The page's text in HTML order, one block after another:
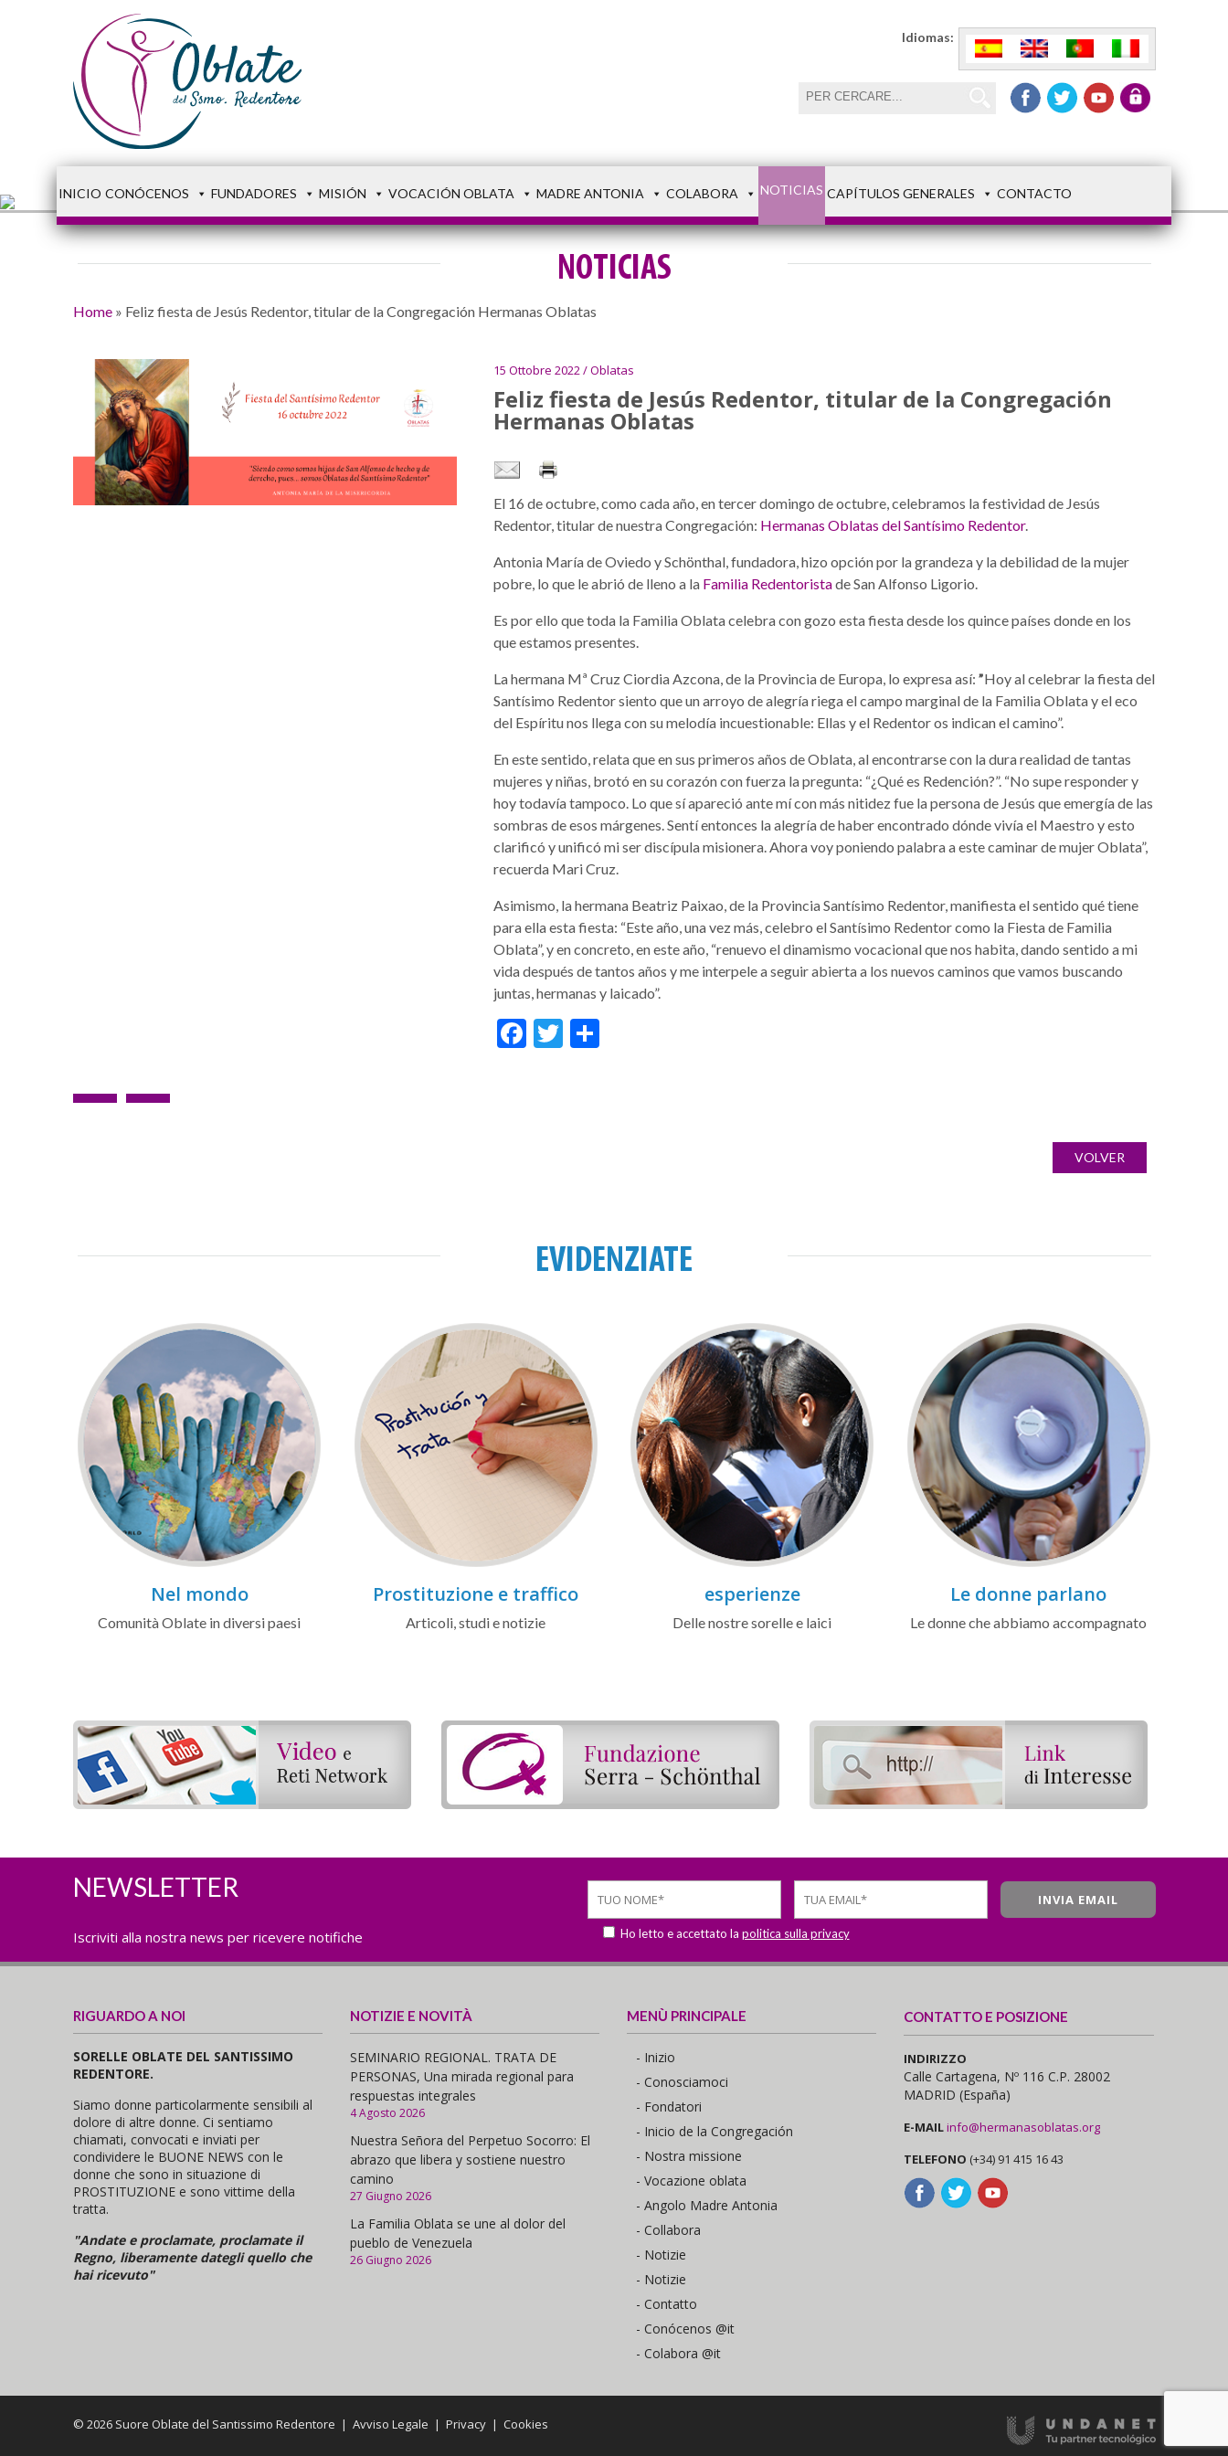
Idiomas:
INICIO CONÓCENOS FUNDADORES MISIÓN VOCACIÓN OBLATA MADRE ANTONIA COLABORA NOTICIAS CAPÍTULOS GENERALES CONTACTO
NOTICIAS
Home» Feliz fiesta de Jesús Redentor, titular de la Congregación Hermanas Oblatas
15 Ottobre 2022 / Oblatas
Feliz fiesta de Jesús Redentor, titular de la Congregación
Hermanas Oblatas
El 16 de octubre, como cada año, en tercer domingo de octubre, celebramos la festividad de Jesús
Redentor, titular de nuestra Congregación: Hermanas Oblatas del Santísimo Redentor.
Antonia María de Oviedo y Schönthal, fundadora, hizo opción por la grandeza y la debilidad de la mujer
pobre, lo que le abrió de lleno a la Familia Redentoristade San Alfonso Ligorio.
Es por ello que toda la Familia Oblata celebra con gozo esta fiesta desde los quince países donde en los
que estamos presentes.
La hermana Mª Cruz Ciordia Azcona, de la Provincia de Europa, lo expresa así: ​​”Hoy al celebrar la fiesta del
Santísimo Redentor siento que un arroyo de alegría riega el campo marginal de la Familia Oblata y el eco
del Espíritu nos llega con su melodía incuestionable: Ellas y el Redentor os indican el camino”.
En este sentido, relata que en sus primeros años de Oblata, al encontrarse con la dura realidad de tantas
mujeres y niñas, brotó en su corazón con fuerza la pregunta: “¿Qué es Redención?”. “No supe responder y
hoy todavía tampoco. Lo que sí apareció ante mí con más nitidez fue la persona de Jesús que emergía de las
sombras de esos márgenes. Sentí entonces la alegría de haber encontrado dónde vivía el Maestro y esto
clarificó y unificó mi ser discípula misionera. Ahora voy poniendo palabra a este caminar de mujer Oblata”,
recuerda Mari Cruz.
Asimismo, la hermana Beatriz Paixao, de la Provincia Santísimo Redentor, manifiesta el sentido qué tiene
para ella esta fiesta: “Este año, una vez más, celebro el Santísimo Redentor como la Fiesta de Familia
Oblata”, y en concreto, en este año, “renuevo el dinamismo vocacional que nos habita, dando sentido a mi
vida después de tantos años y me interpele a seguir abierta a los nuevos caminos que vamos buscando
juntas, hermanas y laicado”.
Facebook
Twitter
Condividi
Navigazione
ARTICOLOARTICOLO
VOLVER
EVIDENZIATE
Nel mondo
Comunità Oblate in diversi paesi
Prostituzione e traffico
Articoli, studi e notizie
esperienze
Delle nostre sorelle e laici
Le donne parlano
Le donne che abbiamo accompagnato
NEWSLETTER
Iscriviti alla nostra news per ricevere notifiche Ho letto e accettato la politica sulla privacy
RIGUARDO A NOI
SORELLE OBLATE DEL SANTISSIMO
REDENTORE.
Siamo donne particolarmente sensibili al
dolore di altre donne. Ci sentiamo
chiamati, convocati e inviati per
condividere le BUONE NEWS con le
donne che sono in situazione di
PROSTITUZIONE e sono vittime della
tratta.
"Andate e proclamate, proclamate il
Regno, liberamente dategli quello che
hai ricevuto"
NOTIZIE E NOVITÀ
SEMINARIO REGIONAL. TRATA DE
PERSONAS, Una mirada regional para
respuestas integrales
4 Agosto 2026
Nuestra Señora del Perpetuo Socorro: El
abrazo que libera y sostiene nuestro
camino
27 Giugno 2026
La Familia Oblata se une al dolor del
pueblo de Venezuela
26 Giugno 2026
MENÙ PRINCIPALE
- Inizio
- Conosciamoci
- Fondatori
- Inicio de la Congregación
- Nostra missione
- Vocazione oblata
- Angolo Madre Antonia
- Collabora
- Notizie
- Notizie
- Contatto
- Conócenos @it
- Colabora @it
CONTATTO E POSIZIONE
INDIRIZZO
Calle Cartagena, Nº 116 C.P. 28002
MADRID (España)
E-MAILinfo@hermanasoblatas.org
TELEFONO (+34) 91 415 16 43
© 2026 Suore Oblate del Santissimo Redentore | Avviso Legale | Privacy| Cookies